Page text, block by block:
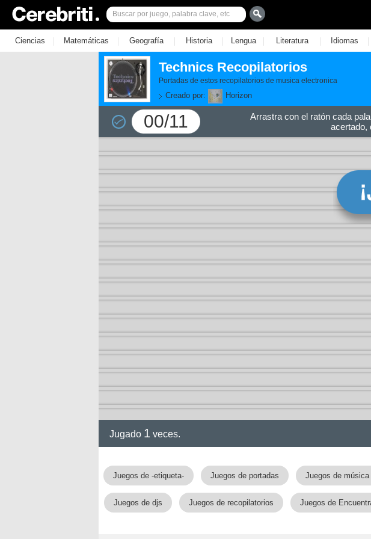
Ciencias | Matemáticas | Geografía | Historia | Lengua | Literatura | Idiomas |
Technics Recopilatorios
Portadas de estos recopilatorios de musica electronica
Creado por: Horizon
00/11
Arrastra con el ratón cada
acertado,
Jugado 1 veces.
Juegos de -etiqueta- Juegos de portadas Juegos de
Juegos de djs Juegos de recopilatorios Juegos de